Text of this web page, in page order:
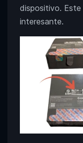
dispositivo. Este
interesante.